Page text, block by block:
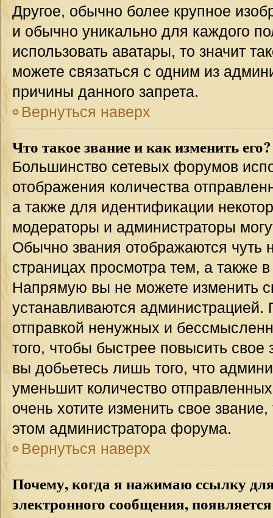
Другое, обычно более крупное
и обычно уникально для каждого
использовать аватары, то значит
можете связаться с одним из
причины данного запрета.
Вернуться наверх
Что такое звание и как изменить его?
Большинство сетевых форумов
отображения количества
а также для идентификации
модераторы и администраторы
Обычно звания отображаются чуть
страницах просмотра тем, а также
Напрямую вы не можете изменить
устанавливаются администрацией.
отправкой ненужных и
того, чтобы быстрее повысить
вы добьетесь лишь того, что
уменьшит количество
очень хотите изменить свое
этом администратора форума.
Вернуться наверх
Почему, когда я нажимаю ссылку
электронного сообщения,